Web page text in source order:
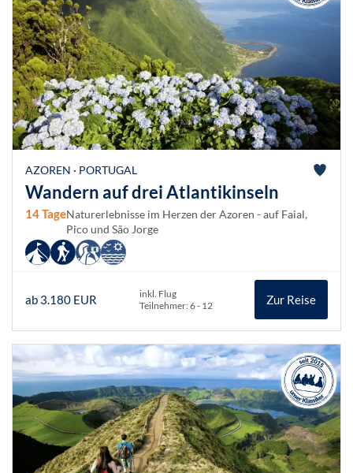
AZOREN · PORTUGAL
Wandern auf drei Atlantikinseln
14 TageNaturerlebnisse im Herzen der Azoren - auf Faial,
Pico und São Jorge
ab 3.180 EUR
inkl. Flug
Teilnehmer: 6 - 12
Zur Reise